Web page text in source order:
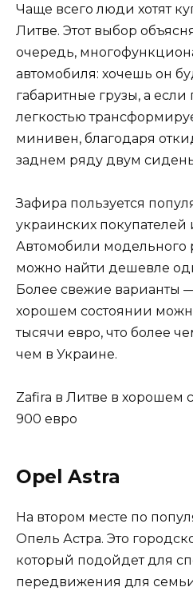
Чаще всего люди хотят
Литве. Этот выбор
очередь,
автомобиля: хочешь он
габаритные грузы, а
легкостью
минивен, благодаря
заднем ряду двум
Зафира пользуется
украинских покупателей
Автомобили модельного
можно найти дешевле
Более свежие варианты
хорошем состоянии
тысячи евро, что более
чем в Украине.
Zafira в Литве в хорошем
900 евро
Opel Astra
На втором месте по
Опель Астра. Это
который подойдет для
передвижения для